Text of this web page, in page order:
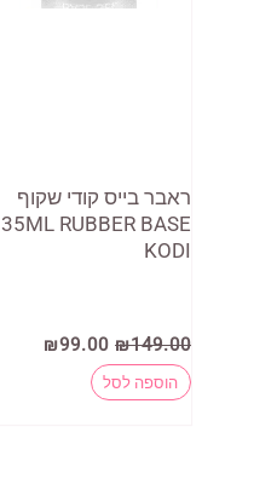
ראבר בייס קודי שקוף
35ML RUBBER BASE
KODI
₪149.00
המחיר
המקורי
היה:
₪149.00.
₪99.00
הוספה לסל